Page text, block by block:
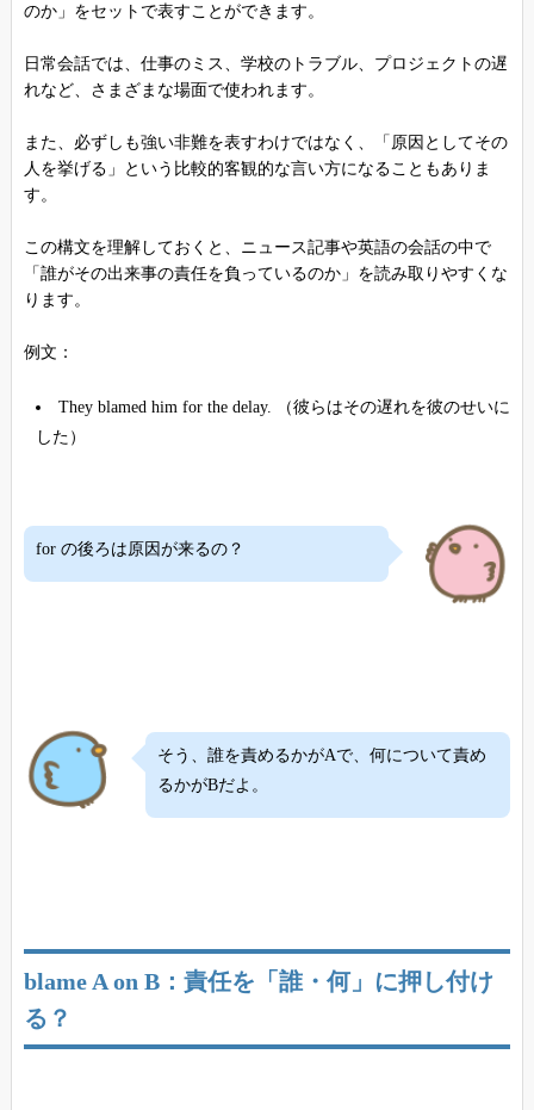
のか」をセットで表すことができます。
日常会話では、仕事のミス、学校のトラブル、プロジェクトの遅
れなど、さまざまな場面で使われます。
また、必ずしも強い非難を表すわけではなく、「原因としてその
人を挙げる」という比較的客観的な言い方になることもありま
す。
この構文を理解しておくと、ニュース記事や英語の会話の中で
「誰がその出来事の責任を負っているのか」を読み取りやすくな
ります。
例文：
They blamed him for the delay. （彼らはその遅れを彼のせいに
した）
for の後ろは原因が来るの？
そう、誰を責めるかがAで、何について責め
るかがBだよ。
blame A on B：責任を「誰・何」に押し付け
る？